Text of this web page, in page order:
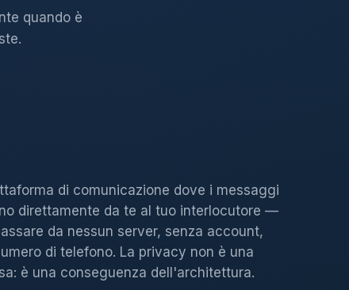
quando è
di comunicazione dove i messaggi
direttamente da te al tuo interlocutore —
da nessun server, senza account,
di telefono. La privacy non è una
è una conseguenza dell'architettura.